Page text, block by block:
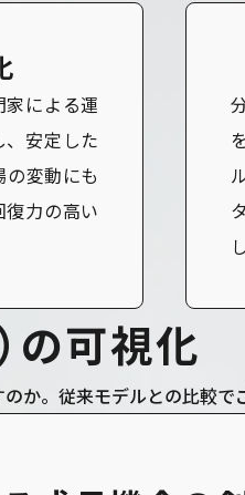
による運
安定した
変動にも
力の高い
の可視化
か。従来モデルとの比較で